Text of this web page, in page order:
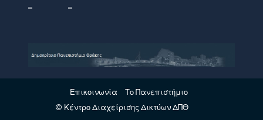
Επικοινωνία
Το Πανεπιστήμιο
© Κέντρο Διαχείρισης Δικτύων ΔΠΘ